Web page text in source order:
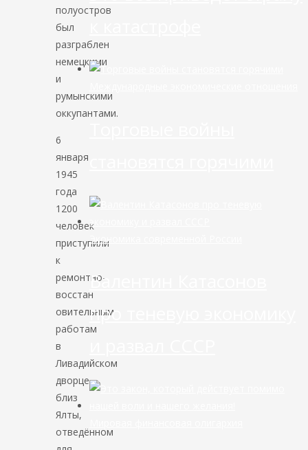
полуостров
был
разграблен
немецкими
и
румынскими
оккупантами.
6
января
1945
года
1200
человек
приступили
к
ремонтно-
восстан
овительным
работам
в
Ливадийском
дворце
близ
Ялты,
отведённом
Экономика современной России
Валентин Катасонов
про теневую экономику